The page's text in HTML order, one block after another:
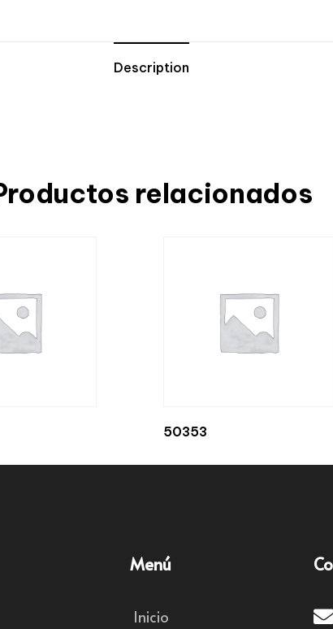
Description
relacionados
50353
Menú
Inicio